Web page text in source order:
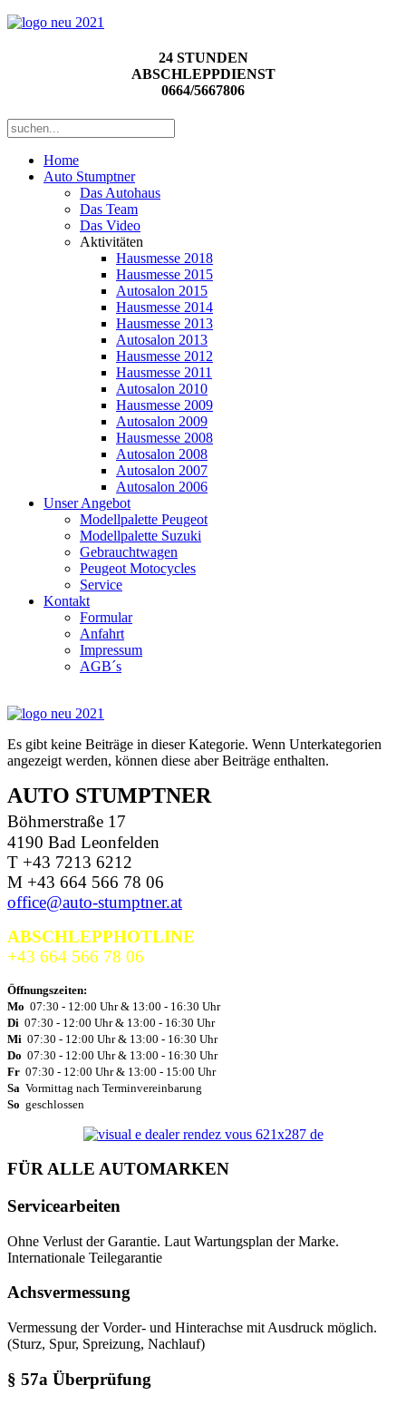
24 STUNDEN
ABSCHLEPPDIENST
0664/5667806
Home
Auto Stumptner
Das Autohaus
Das Team
Das Video
Aktivitäten
Hausmesse 2018
Hausmesse 2015
Autosalon 2015
Hausmesse 2014
Hausmesse 2013
Autosalon 2013
Hausmesse 2012
Hausmesse 2011
Autosalon 2010
Hausmesse 2009
Autosalon 2009
Hausmesse 2008
Autosalon 2008
Autosalon 2007
Autosalon 2006
Unser Angebot
Modellpalette Peugeot
Modellpalette Suzuki
Gebrauchtwagen
Peugeot Motocycles
Service
Kontakt
Formular
Anfahrt
Impressum
AGB´s
Es gibt keine Beiträge in dieser Kategorie. Wenn Unterkategorien
angezeigt werden, können diese aber Beiträge enthalten.
AUTO STUMPTNER
Böhmerstraße 17
4190 Bad Leonfelden
T +43 7213 6212
M +43 664 566 78 06
office@auto-stumptner.at
ABSCHLEPPHOTLINE
+43 664 566 78 06
Öffnungszeiten:
Mo 07:30 - 12:00 Uhr & 13:00 - 16:30 Uhr
Di 07:30 - 12:00 Uhr & 13:00 - 16:30 Uhr
Mi 07:30 - 12:00 Uhr & 13:00 - 16:30 Uhr
Do 07:30 - 12:00 Uhr & 13:00 - 16:30 Uhr
Fr 07:30 - 12:00 Uhr & 13:00 - 15:00 Uhr
Sa Vormittag nach Terminvereinbarung
So geschlossen
FÜR ALLE AUTOMARKEN
Servicearbeiten
Ohne Verlust der Garantie. Laut Wartungsplan der Marke.
Internationale Teilegarantie
Achsvermessung
Vermessung der Vorder- und Hinterachse mit Ausdruck möglich.
(Sturz, Spur, Spreizung, Nachlauf)
§ 57a Überprüfung